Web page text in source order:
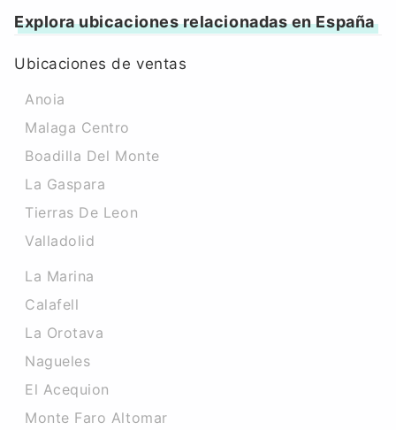
Explora ubicaciones relacionadas en España
Ubicaciones de ventas
Anoia
Malaga Centro
Boadilla Del Monte
La Gaspara
Tierras De Leon
Valladolid
La Marina
Calafell
La Orotava
Nagueles
El Acequion
Monte Faro Altomar